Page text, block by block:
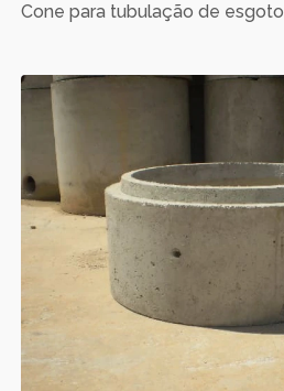
Cone para tubulação de esgoto